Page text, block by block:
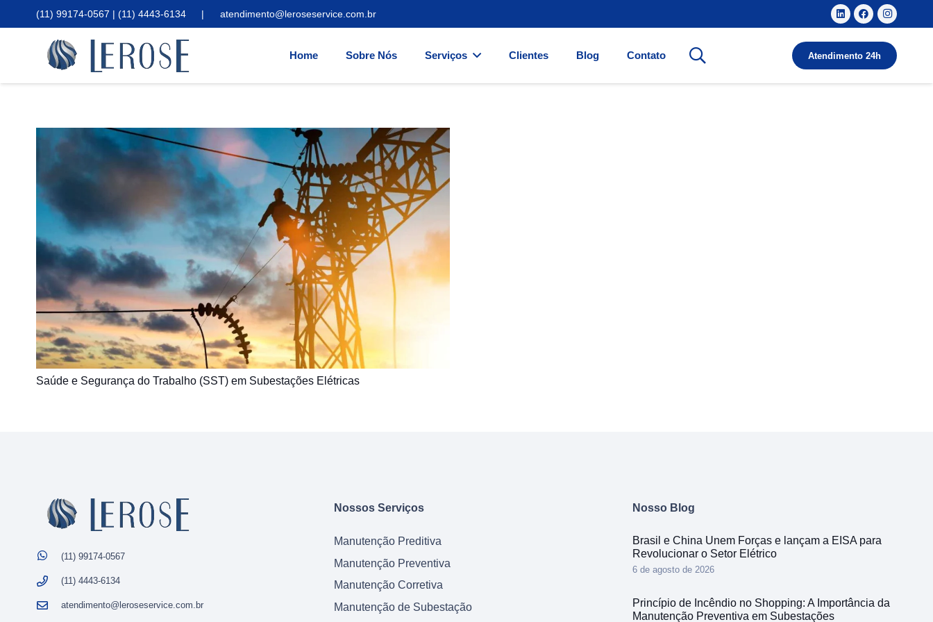
(11) 99174-0567 | (11) 4443-6134 | atendimento@leroseservice.com.br
Home Sobre Nós Serviços Clientes Blog Contato Atendimento 24h
Saúde e Segurança do Trabalho (SST) em Subestações Elétricas
(11) 99174-0567
(11) 4443-6134
atendimento@leroseservice.com.br
Nossos Serviços
Manutenção Preditiva
Manutenção Preventiva
Manutenção Corretiva
Manutenção de Subestação
Nosso Blog
Brasil e China Unem Forças e lançam a EISA para
Revolucionar o Setor Elétrico
6 de agosto de 2026
Princípio de Incêndio no Shopping: A Importância da
Manutenção Preventiva em Subestações